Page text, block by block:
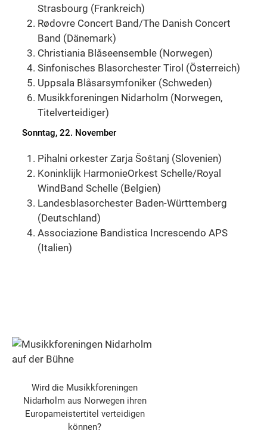
Strasbourg (Frankreich)
Rødovre Concert Band/The Danish Concert
Band (Dänemark)
Christiania Blåseensemble (Norwegen)
Sinfonisches Blasorchester Tirol (Österreich)
Uppsala Blåsarsymfoniker (Schweden)
Musikkforeningen Nidarholm (Norwegen,
Titelverteidiger)
Sonntag, 22. November
Pihalni orkester Zarja Šoštanj (Slovenien)
Koninklijk HarmonieOrkest Schelle/Royal
WindBand Schelle (Belgien)
Landesblasorchester Baden-Württemberg
(Deutschland)
Associazione Bandistica Increscendo APS
(Italien)
Wird die Musikkforeningen
Nidarholm aus Norwegen ihren
Europameistertitel verteidigen
können?